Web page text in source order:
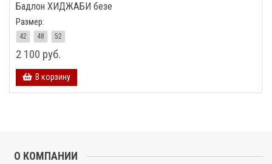
Бадлон ХИДЖАБИ безе
Размер:
42 48 52
2 100 руб.
В корзину
О КОМПАНИИ